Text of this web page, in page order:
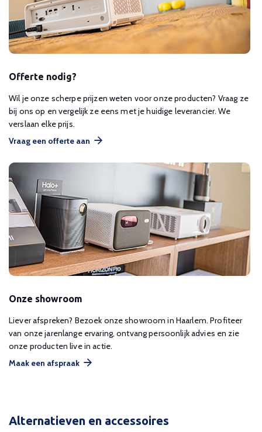
Offerte nodig?
Wil je onze scherpe prijzen weten voor onze producten? Vraag ze
bij ons op en vergelijk ze eens met je huidige leverancier. We
verslaan elke prijs.
Vraag een offerte aan
Onze showroom
Liever afspreken? Bezoek onze showroom in Haarlem. Profiteer
van onze jarenlange ervaring, ontvang persoonlijk advies en zie
onze producten live in actie.
Maak een afspraak
Alternatieven en accessoires